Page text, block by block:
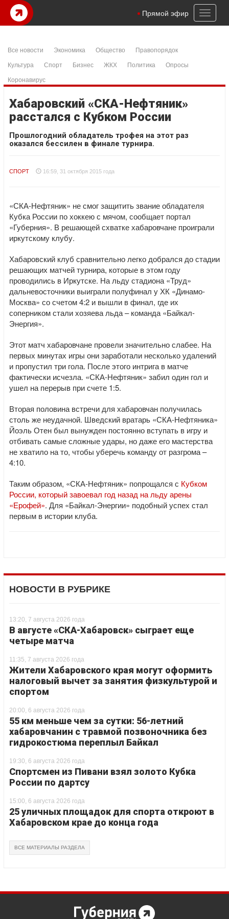
Toggle
Прямой эфир
Все новости Экономика Общество
Правопорядок
Культура
Спорт Бизнес ЖКХ Политика
Опросы
Коронавирус
Хабаровский «СКА-Нефтяник»
расстался с Кубком России
Прошлогодний обладатель трофея на этот раз
оказался бессилен в финале турнира.
СПОРТ 16:59, 31 октября 2015 года
«СКА-Нефтяник» не смог защитить звание обладателя
Кубка России по хоккею с мячом, сообщает портал
«Губерния». В решающей схватке хабаровчане проиграли
иркутскому клубу.
Хабаровский клуб сравнительно легко добрался до стадии
решающих матчей турнира, которые в этом году
проводились в Иркутске. На льду стадиона «Труд»
дальневосточники выиграли полуфинал у ХК «Динамо-
Москва» со счетом 4:2 и вышли в финал, где их
соперником стали хозяева льда – команда «Байкал-
Энергия».
Этот матч хабаровчане провели значительно слабее. На
первых минутах игры они заработали несколько удалений
и пропустил три гола. После этого интрига в матче
фактически исчезла. «СКА-Нефтяник» забил один гол и
ушел на перерыв при счете 1:5.
Вторая половина встречи для хабаровчан получилась
столь же неудачной. Шведский вратарь «СКА-Нефтяника»
Йоэль Отен был вынужден постоянно вступать в игру и
отбивать самые сложные удары, но даже его мастерства
не хватило на то, чтобы уберечь команду от разгрома –
4:10.
Таким образом, «СКА-Нефтяник» попрощался с Кубком
России, который завоевал год назад на льду арены
«Ерофей». Для «Байкал-Энергии» подобный успех стал
первым в истории клуба.
НОВОСТИ В РУБРИКЕ
13:20, 7 августа 2026 года
В августе «СКА-Хабаровск» сыграет еще
четыре матча
11:35, 7 августа 2026 года
Жители Хабаровского края могут оформить
налоговый вычет за занятия физкультурой и
спортом
20:00, 6 августа 2026 года
55 км меньше чем за сутки: 56-летний
хабаровчанин с травмой позвоночника без
гидрокостюма переплыл Байкал
19:30, 6 августа 2026 года
Спортсмен из Пивани взял золото Кубка
России по дартсу
15:00, 6 августа 2026 года
25 уличных площадок для спорта откроют в
Хабаровском крае до конца года
ВСЕ МАТЕРИАЛЫ РАЗДЕЛА